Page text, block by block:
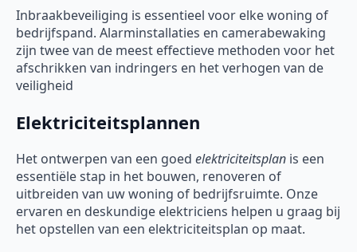
Inbraakbeveiliging is essentieel voor elke woning of
bedrijfspand. Alarminstallaties en camerabewaking
zijn twee van de meest effectieve methoden voor het
afschrikken van indringers en het verhogen van de
veiligheid
Elektriciteitsplannen
Het ontwerpen van een goed elektriciteitsplan is een
essentiële stap in het bouwen, renoveren of
uitbreiden van uw woning of bedrijfsruimte. Onze
ervaren en deskundige elektriciens helpen u graag bij
het opstellen van een elektriciteitsplan op maat.